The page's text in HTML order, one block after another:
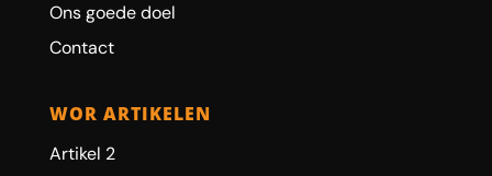
Ons goede doel
Contact
WOR ARTIKELEN
Artikel 2